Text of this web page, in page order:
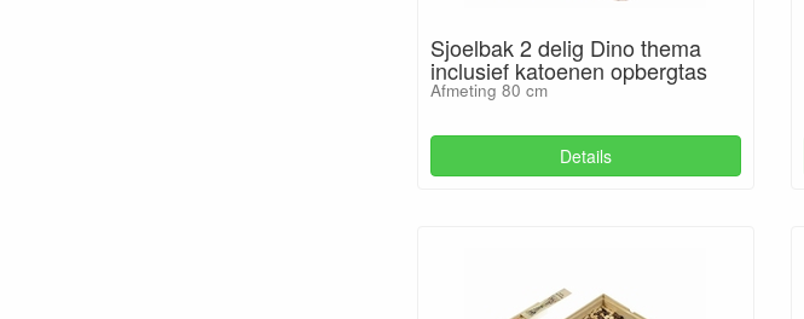
Sjoelbak 2 delig Dino thema
inclusief katoenen opbergtas
Afmeting 80 cm
Details